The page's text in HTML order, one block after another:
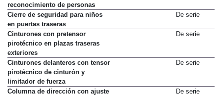
reconocimiento de personas
Cierre de seguridad para niños
en puertas traseras
De serie
Cinturones con pretensor
pirotécnico en plazas traseras
exteriores
De serie
Cinturones delanteros con tensor
pirotécnico de cinturón y
limitador de fuerza
De serie
Columna de dirección con ajuste
De serie